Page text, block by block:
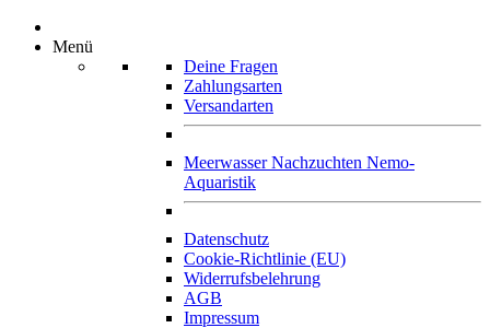
Menü
Deine Fragen
Zahlungsarten
Versandarten
Meerwasser Nachzuchten Nemo-
Aquaristik
Datenschutz
Cookie-Richtlinie (EU)
Widerrufsbelehrung
AGB
Impressum